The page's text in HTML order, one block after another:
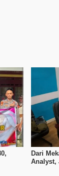
Dari
Analyst,